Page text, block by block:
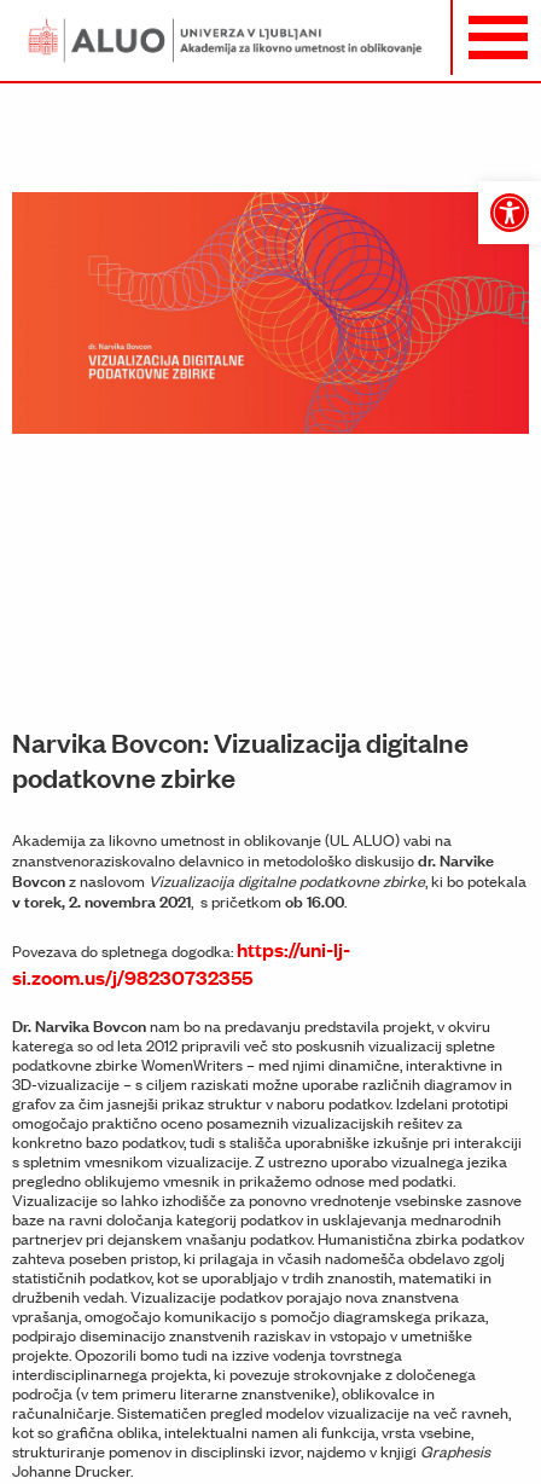
Open
toolbar
Narvika Bovcon: Vizualizacija digitalne
podatkovne zbirke
Akademija za likovno umetnost in oblikovanje (UL ALUO) vabi na
znanstvenoraziskovalno delavnico in metodološko diskusijodr. Narvike
Bovconz naslovom Vizualizacija digitalne podatkovne zbirke, ki bo potekala
v torek, 2. novembra 2021, s pričetkomob 16.00.
Povezava do spletnega dogodka: https://uni-lj-
si.zoom.us/j/98230732355
Dr. Narvika Bovconnam bo na predavanju predstavila projekt, v okviru
katerega so od leta 2012 pripravili več sto poskusnih vizualizacij spletne
podatkovne zbirke WomenWriters – med njimi dinamične, interaktivne in
3D-vizualizacije – s ciljem raziskati možne uporabe različnih diagramov in
grafov za čim jasnejši prikaz struktur v naboru podatkov. Izdelani prototipi
omogočajo praktično oceno posameznih vizualizacijskih rešitev za
konkretno bazo podatkov, tudi s stališča uporabniške izkušnje pri interakciji
s spletnim vmesnikom vizualizacije. Z ustrezno uporabo vizualnega jezika
pregledno oblikujemo vmesnik in prikažemo odnose med podatki.
Vizualizacije so lahko izhodišče za ponovno vrednotenje vsebinske zasnove
baze na ravni določanja kategorij podatkov in usklajevanja mednarodnih
partnerjev pri dejanskem vnašanju podatkov. Humanistična zbirka podatkov
zahteva poseben pristop, ki prilagaja in včasih nadomešča obdelavo zgolj
statističnih podatkov, kot se uporabljajo v trdih znanostih, matematiki in
družbenih vedah. Vizualizacije podatkov porajajo nova znanstvena
vprašanja, omogočajo komunikacijo s pomočjo diagramskega prikaza,
podpirajo diseminacijo znanstvenih raziskav in vstopajo v umetniške
projekte. Opozorili bomo tudi na izzive vodenja tovrstnega
interdisciplinarnega projekta, ki povezuje strokovnjake z določenega
področja (v tem primeru literarne znanstvenike), oblikovalce in
računalničarje. Sistematičen pregled modelov vizualizacije na več ravneh,
kot so grafična oblika, intelektualni namen ali funkcija, vrsta vsebine,
strukturiranje pomenov in disciplinski izvor, najdemo v knjigi Graphesis
Johanne Drucker.